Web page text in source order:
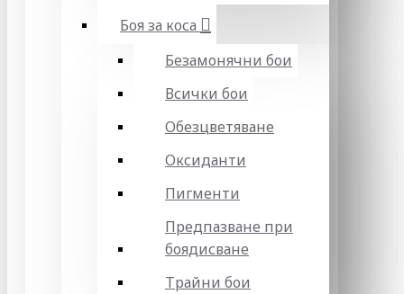
Боя за коса
Безамонячни бои
Всички бои
Обезцветяване
Оксиданти
Пигменти
Предпазване при
боядисване
Трайни бои